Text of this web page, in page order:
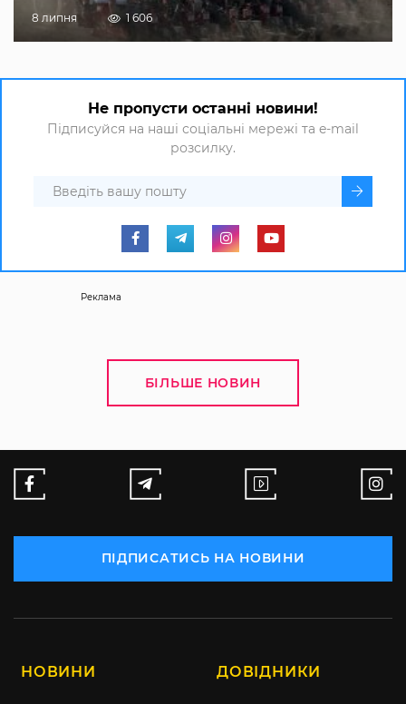
8 липня 1 606
Не пропусти останні новини!
Підписуйся на наші соціальні мережі та e-mail
розсилку.
Реклама
БІЛЬШЕ НОВИН
ПІДПИСАТИСЬ НА НОВИНИ
НОВИНИ ДОВІДНИКИ